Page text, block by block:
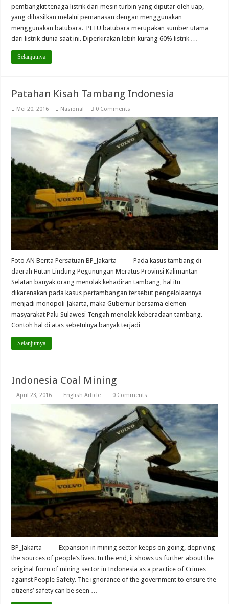
pembangkit tenaga listrik dari mesin turbin yang diputar oleh uap,
yang dihasilkan melalui pemanasan dengan menggunakan
menggunakan batubara. PLTU batubara merupakan sumber utama
dari listrik dunia saat ini. Diperkirakan lebih kurang 60% listrik …
Selanjutnya
Patahan Kisah Tambang Indonesia
Mei 20, 2016 Nasional 0 Comments
Foto AN Berita Persatuan BP_Jakarta——-Pada kasus tambang di
daerah Hutan Lindung Pegunungan Meratus Provinsi Kalimantan
Selatan banyak orang menolak kehadiran tambang, hal itu
dikarenakan pada kasus pertambangan tersebut pengelolaannya
menjadi monopoli Jakarta, maka Gubernur bersama elemen
masyarakat Palu Sulawesi Tengah menolak keberadaan tambang.
Contoh hal di atas sebetulnya banyak terjadi …
Selanjutnya
Indonesia Coal Mining
April 23, 2016 English Article 0 Comments
BP_Jakarta——-Expansion in mining sector keeps on going, depriving
the sources of people’s lives. In the end, it shows us further about the
original form of mining sector in Indonesia as a practice of Crimes
against People Safety. The ignorance of the government to ensure the
citizens’ safety can be seen …